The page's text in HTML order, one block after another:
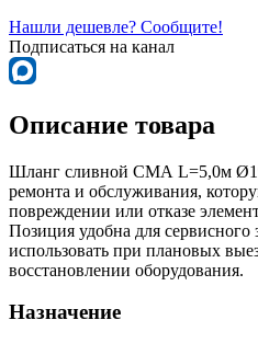
Нашли дешевле? Сообщите!
Подписаться на канал
Описание товара
Шланг сливной СМА L=5,0м
ремонта и обслуживания,
повреждении или отказе
Позиция удобна для сервисного
использовать при плановых
восстановлении оборудования.
Назначение